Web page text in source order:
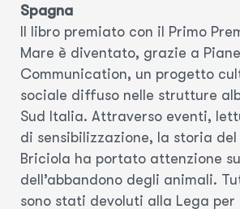
Spagna
Il libro premiato con il Primo
Mare è diventato, grazie a
Communication, un progetto
sociale diffuso nelle strutture
Sud Italia. Attraverso eventi,
di sensibilizzazione, la storia
Briciola ha portato attenzione
dell’abbandono degli animali.
sono stati devoluti alla Lega per